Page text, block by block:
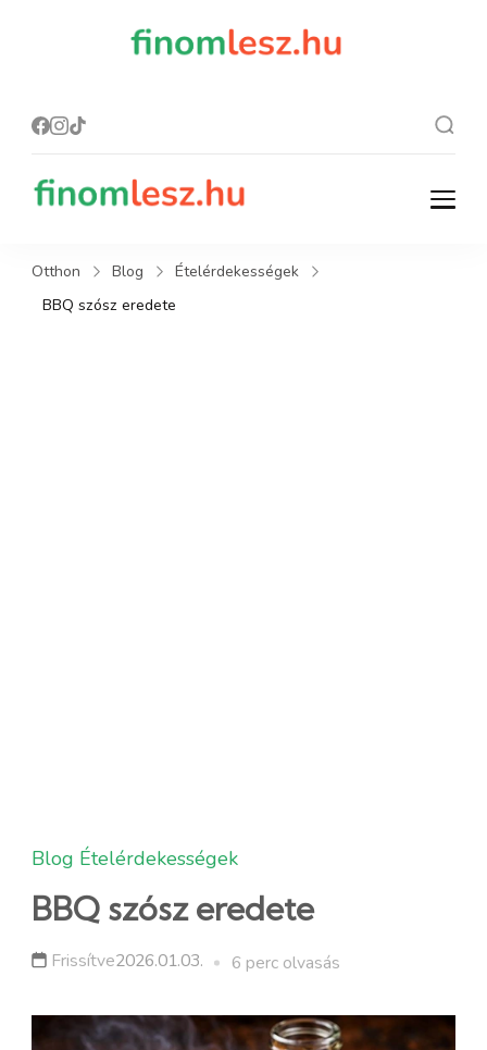
finomlesz.hu
Recept, ami finom lesz.
Otthon Blog
Ételérdekességek
BBQ szósz eredete
Blog Ételérdekességek
BBQ szósz eredete
Frissítve2026.01.03. 6 perc olvasás